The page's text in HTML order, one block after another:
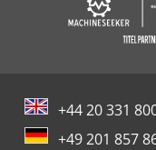
+44 20 331
+49 201 857